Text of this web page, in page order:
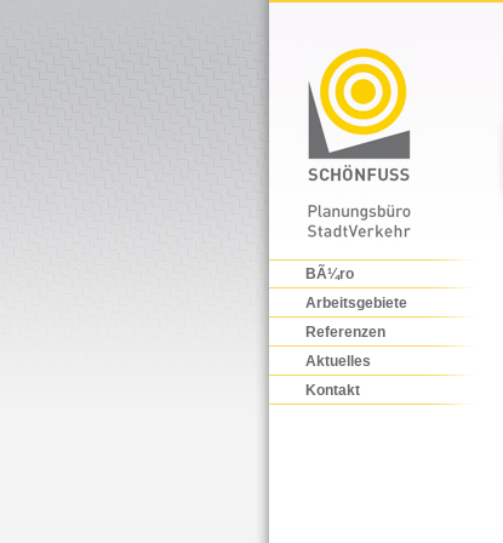
BÃ¼ro
Arbeitsgebiete
Referenzen
Aktuelles
Kontakt